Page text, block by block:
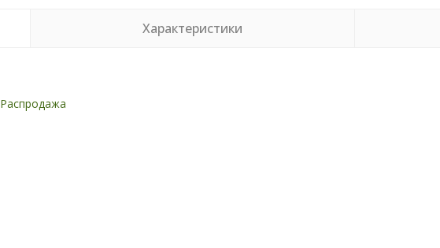
Характеристики
Распродажа